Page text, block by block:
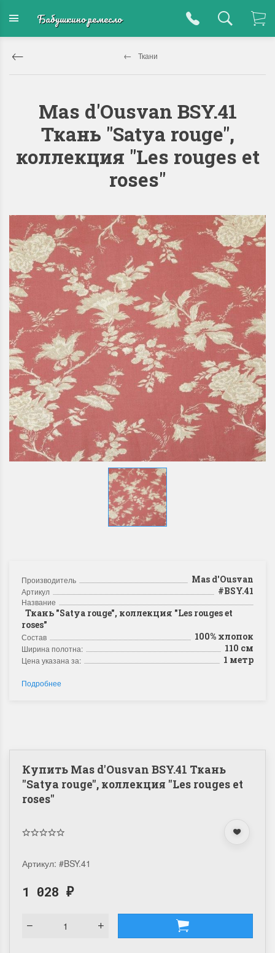
Бабушкино ремесло
Ткани
Mas d'Ousvan BSY.41
Ткань "Satya rouge",
коллекция "Les rouges et
roses"
Производитель Mas d'Ousvan
Артикул #BSY.41
Название
Ткань "Satya rouge", коллекция "Les rouges et
roses"
Состав 100% хлопок
Ширина полотна: 110 см
Цена указана за: 1 метр
Подробнее
Купить Mas d'Ousvan BSY.41 Ткань
"Satya rouge", коллекция "Les rouges et
roses"
Артикул: #BSY.41
1 028 ₽